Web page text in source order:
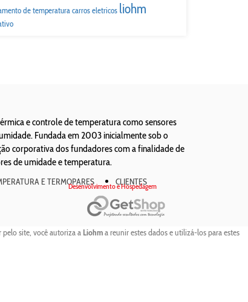
de temperatura carros eletricos liohm
e controle de temperatura como sensores
Fundada em 2003 inicialmente sob o
corporativa dos fundadores com a finalidade de
de umidade e temperatura.
E TERMOPARES
CLIENTES
Desenvolvimento e Hospedagem
pelo site, você autoriza a Liohma reunir estes dados e utilizá-los para estes